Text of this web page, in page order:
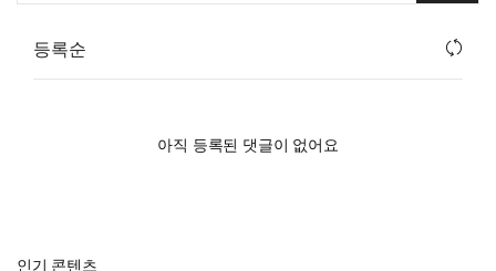
등록순
아직 등록된 댓글이 없어요
인기 콘텐츠